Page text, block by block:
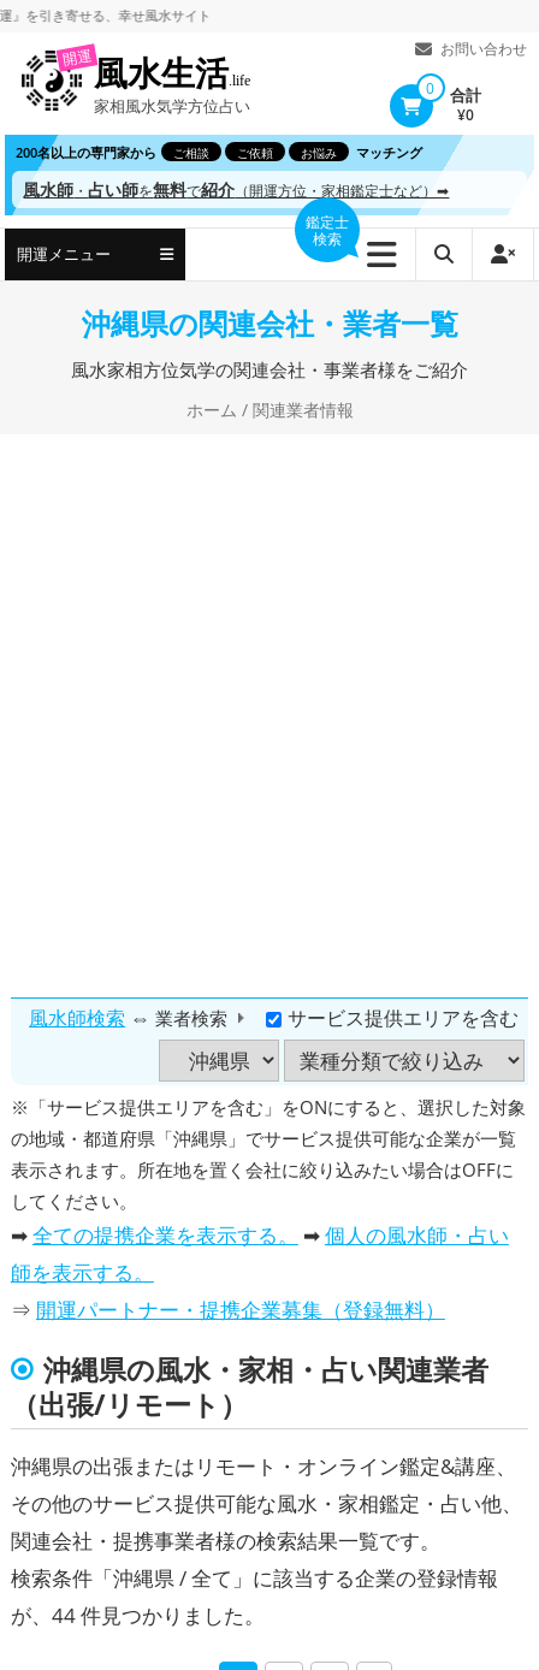
コ
ツ
へ
ス
ッ
寄せる、幸せ風水サイト
お問い合わせ
開運風水生活.life
家相風水気学方位占い
0 合計
¥0
200名以上の専門家から ご相談 ご依頼 お悩み マッチング
風水師 ・占い師を無料で紹介 （開運方位・家相鑑定士など）➡
開運メニュー
鑑定士
検索
沖縄県の関連会社・業者一覧
風水家相方位気学の関連会社・事業者様をご紹介
ホーム / 関連業者情報
風水師検索 ⇔業者検索 サービス提供エリアを含む
※「サービス提供エリアを含む」をONにすると、選択した対象
の地域・都道府県「沖縄県」でサービス提供可能な企業が一覧
表示されます。所在地を置く会社に絞り込みたい場合はOFFに
してください。
➡全ての提携企業を表示する。 ➡個人の風水師・占い
師を表示する。
⇒ 開運パートナー・提携企業募集（登録無料）
沖縄県の風水・家相・占い関連業者
（出張/リモート）
沖縄県の出張またはリモート・オンライン鑑定&講座、
その他のサービス提供可能な風水・家相鑑定・占い他、
関連会社・提携事業者様の検索結果一覧です。
検索条件「沖縄県 / 全て」に該当する企業の登録情報
が、44 件見つかりました。